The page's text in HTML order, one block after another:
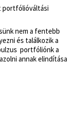
portfólióváltási
nem a fentebb
és találkozik a
portfóliónk a
annak elindítása